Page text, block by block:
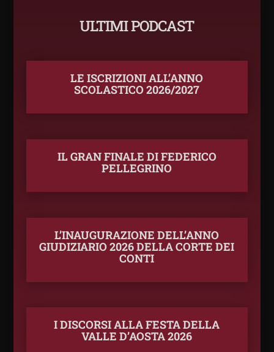
ULTIMI PODCAST
LE ISCRIZIONI ALL’ANNO
SCOLASTICO 2026/2027
IL GRAN FINALE DI FEDERICO
PELLEGRINO
L’INAUGURAZIONE DELL’ANNO
GIUDIZIARIO 2026 DELLA CORTE DEI
CONTI
I DISCORSI ALLA FESTA DELLA
VALLE D’AOSTA 2026